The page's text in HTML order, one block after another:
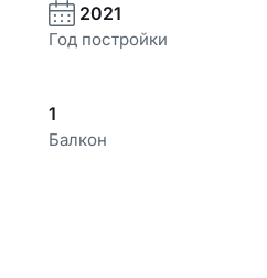
2021
Год постройки
1
Балкон